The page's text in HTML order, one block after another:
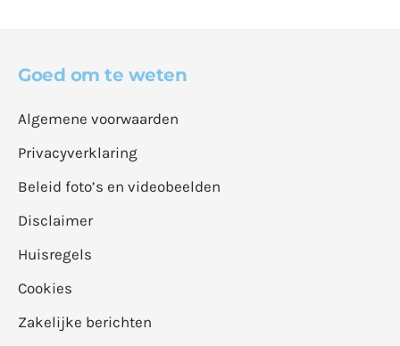
Goed om te weten
Algemene voorwaarden
Privacyverklaring
Beleid foto’s en videobeelden
Disclaimer
Huisregels
Cookies
Zakelijke berichten